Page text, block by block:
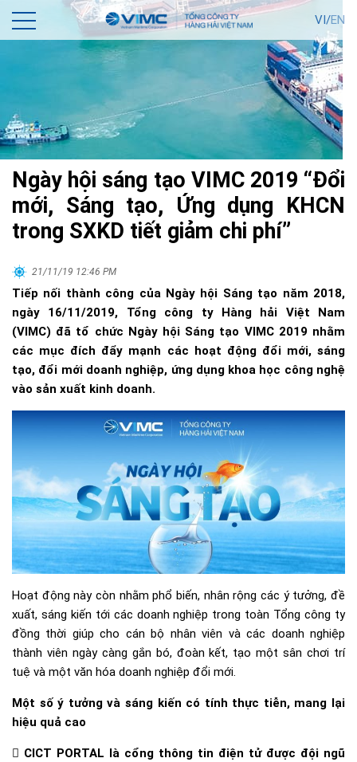
VI/EN
Ngày hội sáng tạo VIMC 2019 “Đổi
mới, Sáng tạo, Ứng dụng KHCN
trong SXKD tiết giảm chi phí”
21/11/19 12:46 PM
Tiếp nối thành công của Ngày hội Sáng tạo năm 2018,
ngày 16/11/2019, Tổng công ty Hàng hải Việt Nam
(VIMC) đã tổ chức Ngày hội Sáng tạo VIMC 2019 nhằm
các mục đích đẩy mạnh các hoạt động đổi mới, sáng
tạo, đổi mới doanh nghiệp, ứng dụng khoa học công nghệ
vào sản xuất kinh doanh.
Hoạt động này còn nhằm phổ biến, nhân rộng các ý tưởng, đề
xuất, sáng kiến tới các doanh nghiệp trong toàn Tổng công ty
đồng thời giúp cho cán bộ nhân viên và các doanh nghiệp
thành viên ngày càng gắn bó, đoàn kết, tạo một sân chơi trí
tuệ và một văn hóa doanh nghiệp đổi mới.
Một số ý tưởng và sáng kiến có tính thực tiễn, mang lại
hiệu quả cao
 CICT PORTAL là cổng thông tin điện tử được đội ngũ